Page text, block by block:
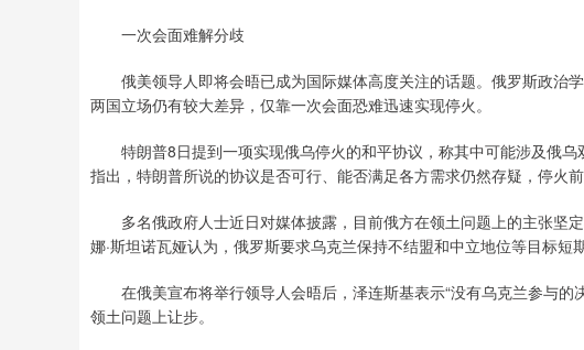
一次会面难解分歧
俄美领导人即将会晤已成为国际媒体高度关注的话题。俄罗斯政治
两国立场仍有较大差异，仅靠一次会面恐难迅速实现停火。
特朗普8日提到一项实现俄乌停火的和平协议，称其中可能涉及俄乌
指出，特朗普所说的协议是否可行、能否满足各方需求仍然存疑，停火前
多名俄政府人士近日对媒体披露，目前俄方在领土问题上的主张坚
娜·斯坦诺瓦娅认为，俄罗斯要求乌克兰保持不结盟和中立地位等目标短
在俄美宣布将举行领导人会晤后，泽连斯基表示“没有乌克兰参与的
领土问题上让步。